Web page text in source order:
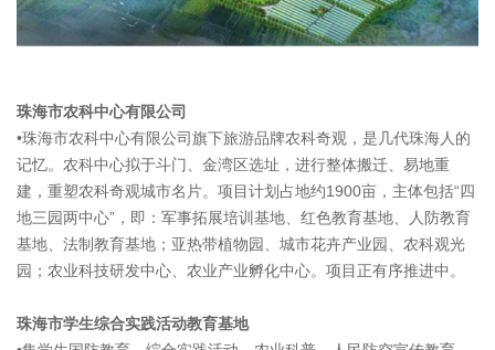
珠海市农科中心有限公司
•珠海市农科中心有限公司旗下旅游品牌农科奇观，是几代珠海人的
记忆。农科中心拟于斗门、金湾区选址，进行整体搬迁、易地重
建，重塑农科奇观城市名片。项目计划占地约1900亩，主体包括“四
地三园两中心”，即：军事拓展培训基地、红色教育基地、人防教育
基地、法制教育基地；亚热带植物园、城市花卉产业园、农科观光
园；农业科技研发中心、农业产业孵化中心。项目正有序推进中。
珠海市学生综合实践活动教育基地